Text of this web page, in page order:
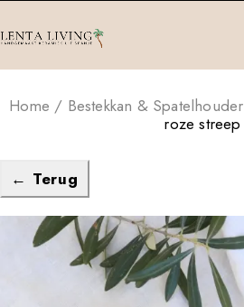
Home / Bestekkan & Spatelhouder
roze streep
← Terug